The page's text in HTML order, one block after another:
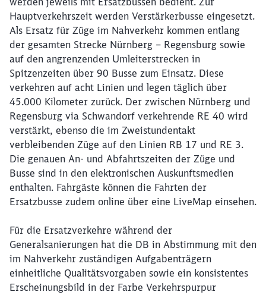
Hauptverkehrszeit werden Verstärkerbusse eingesetzt.
Als Ersatz für Züge im Nahverkehr kommen entlang
der gesamten Strecke Nürnberg – Regensburg sowie
auf den angrenzenden Umleiterstrecken in
Spitzenzeiten über 90 Busse zum Einsatz. Diese
verkehren auf acht Linien und legen täglich über
45.000 Kilometer zurück. Der zwischen Nürnberg und
Regensburg via Schwandorf verkehrende RE 40 wird
verstärkt, ebenso die im Zweistundentakt
verbleibenden Züge auf den Linien RB 17 und RE 3.
Die genauen An- und Abfahrtszeiten der Züge und
Busse sind in den elektronischen Auskunftsmedien
enthalten. Fahrgäste können die Fahrten der
Ersatzbusse zudem online über eine LiveMap einsehen.
Für die Ersatzverkehre während der
Generalsanierungen hat die DB in Abstimmung mit den
im Nahverkehr zuständigen Aufgabenträgern
einheitliche Qualitätsvorgaben sowie ein konsistentes
Erscheinungsbild in der Farbe Verkehrspurpur